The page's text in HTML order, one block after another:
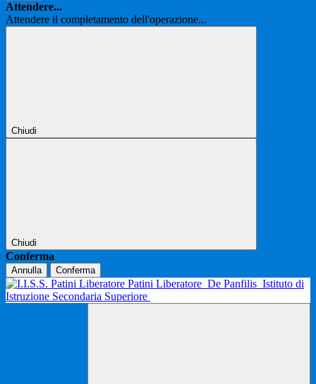
Attendere...
Attendere il completamento dell'operazione...
Chiudi
Chiudi
Conferma
Annulla Conferma
Patini Liberatore De Panfilis Istituto di
Istruzione Secondaria Superiore